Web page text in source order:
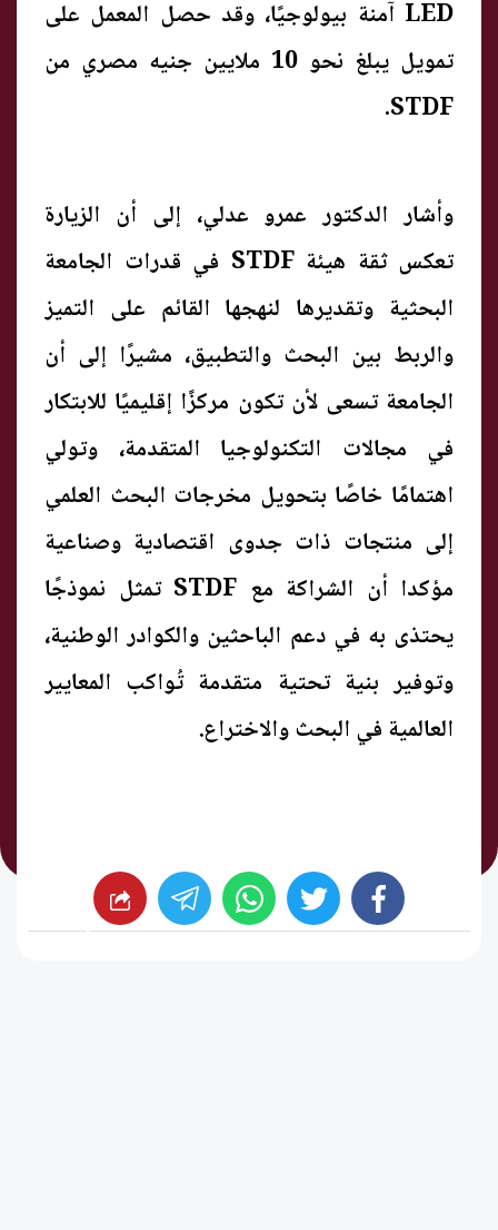
LED آمنة بيولوجيًا، وقد حصل المعمل على
تمويل يبلغ نحو 10 ملايين جنيه مصري من
STDF.
وأشار الدكتور عمرو عدلي، إلى أن الزيارة
تعكس ثقة هيئة STDF في قدرات الجامعة
البحثية وتقديرها لنهجها القائم على التميز
والربط بين البحث والتطبيق، مشيرًا إلى أن
الجامعة تسعى لأن تكون مركزًا إقليميًا للابتكار
في مجالات التكنولوجيا المتقدمة، وتولي
اهتمامًا خاصًا بتحويل مخرجات البحث العلمي
إلى منتجات ذات جدوى اقتصادية وصناعية
مؤكدا أن الشراكة مع STDF تمثل نموذجًا
يحتذى به في دعم الباحثين والكوادر الوطنية،
وتوفير بنية تحتية متقدمة تُواكب المعايير
العالمية في البحث والاختراع.
facebook
twitter
whats شارك